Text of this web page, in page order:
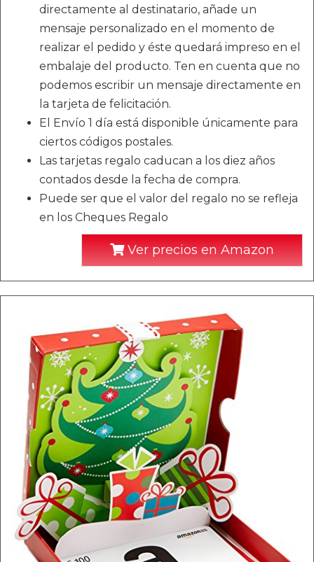
directamente al destinatario, añade un
mensaje personalizado en el momento de
realizar el pedido y éste quedará impreso en el
embalaje del producto. Ten en cuenta que no
podemos escribir un mensaje directamente en
la tarjeta de felicitación.
El Envío 1 día está disponible únicamente para
ciertos códigos postales.
Las tarjetas regalo caducan a los diez años
contados desde la fecha de compra.
Puede ser que el valor del regalo no se refleja
en los Cheques Regalo
Ver precios en Amazon